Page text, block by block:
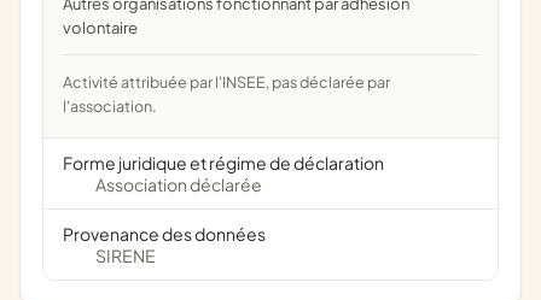
volontaire
Activité attribuée par l'INSEE, pas déclarée par
l'association.
Forme juridique et régime de déclaration
Association déclarée
Provenance des données
SIRENE